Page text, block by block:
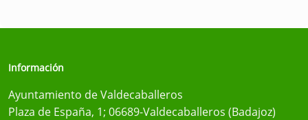
Información
Ayuntamiento de Valdecaballeros
Plaza de España, 1; 06689-Valdecaballeros (Badajoz)